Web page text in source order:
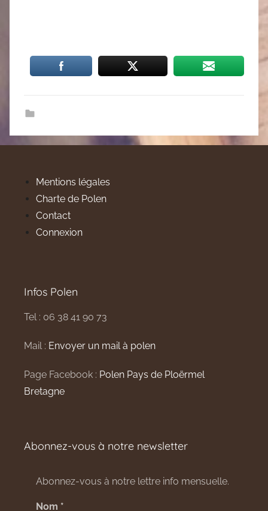
Mentions légales
Charte de Polen
Contact
Connexion
Infos Polen
Tel : 06 38 41 90 73
Mail : Envoyer un mail à polen
Page Facebook : Polen Pays de Ploërmel
Bretagne
Abonnez-vous à notre newsletter
Abonnez-vous à notre lettre info mensuelle.
Nom *